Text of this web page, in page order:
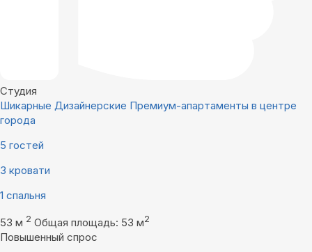
Студия
Шикарные Дизайнерские Премиум-апартаменты в центре
города
5 гостей
3 кровати
1 спальня
53 м 2 Общая площадь: 53 м2
Повышенный спрос